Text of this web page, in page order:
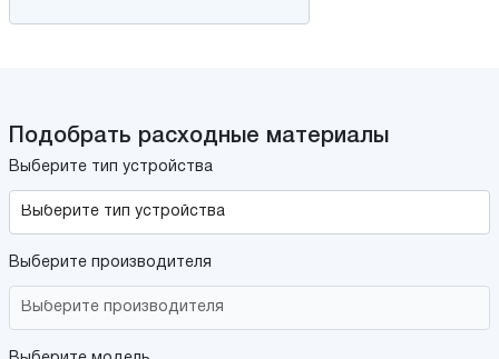
Подобрать расходные материалы
Выберите тип устройства
Выберите производителя